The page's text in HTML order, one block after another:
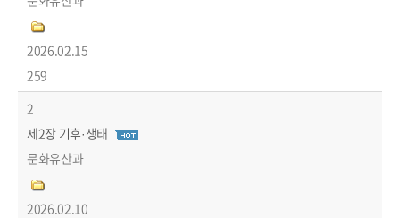
2026.02.15
259
2
제2장 기후·생태
문화유산과
2026.02.10